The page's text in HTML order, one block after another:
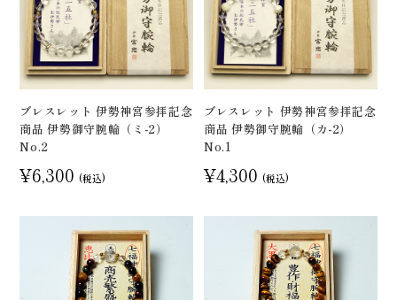
ブレスレット 伊勢神宮参拝記念
商品 伊勢御守腕輪（ミ-2）
No.2
¥6,300 (税込)
ブレスレット 伊勢神宮参拝記念
商品 伊勢御守腕輪（カ-2）
No.1
¥4,300 (税込)